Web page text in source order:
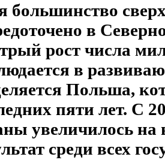
большинство
в
рост числа
в
Польша,
пяти лет. С
увеличилось
среди всех